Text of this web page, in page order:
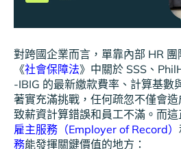
對跨國企業而言，單靠內部 HR
《社會保障法》中關於 SSS、
-IBIG 的最新繳款費率、計算基數
著實充滿挑戰，任何疏忽不僅會
致薪資計算錯誤和員工不滿。而這
雇主服務（Employer of Record）
務能發揮關鍵價值的地方：